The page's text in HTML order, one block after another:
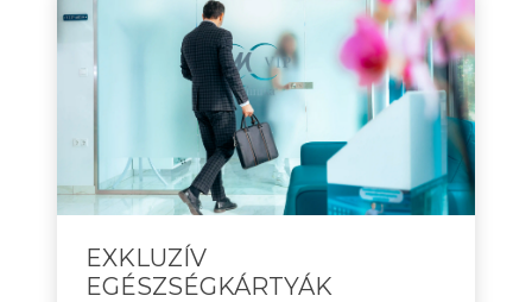
EXKLUZÍV
EGÉSZSÉGKÁRTYÁK